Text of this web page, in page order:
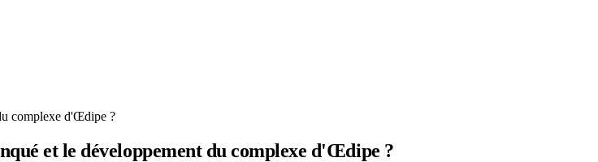
complexe d'Œdipe ?
et le développement du complexe d'Œdipe ?